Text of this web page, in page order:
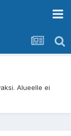
Alueelle ei